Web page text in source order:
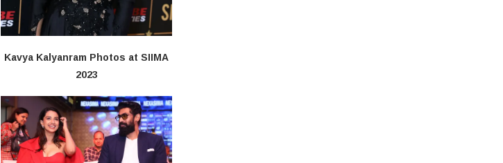
Kavya Kalyanram Photos at SIIMA
2023